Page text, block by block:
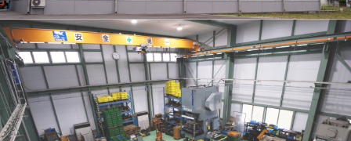
お問い合わせこちらから→